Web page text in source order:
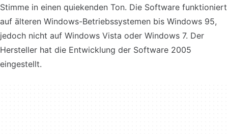
Stimme in einen quiekenden Ton. Die Software funktioniert
auf älteren Windows-Betriebssystemen bis Windows 95,
jedoch nicht auf Windows Vista oder Windows 7. Der
Hersteller hat die Entwicklung der Software 2005
eingestellt.